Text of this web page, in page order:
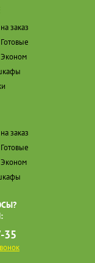
заказ
заказ
35